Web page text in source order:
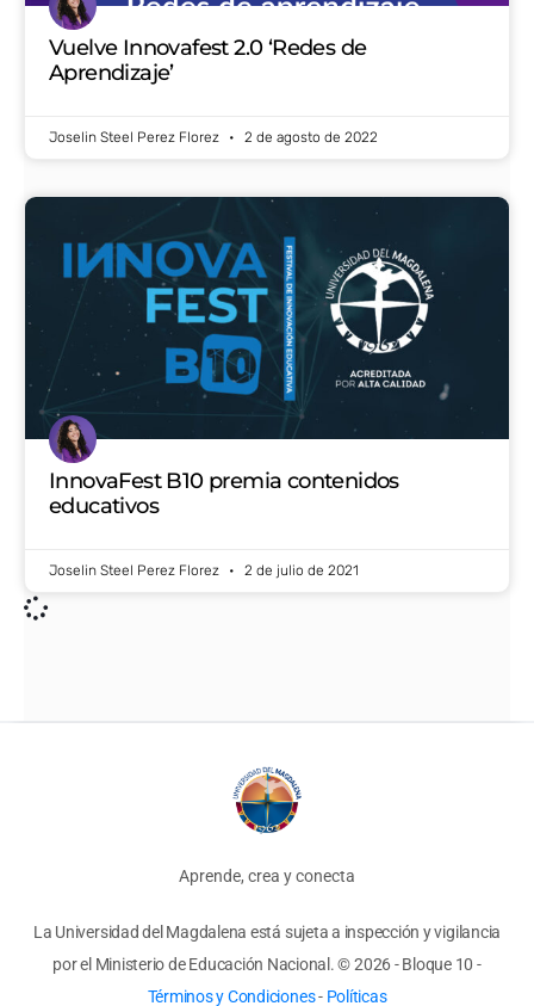
Vuelve Innovafest 2.0 ‘Redes de
Aprendizaje’
Joselin Steel Perez Florez 2 de agosto de 2022
InnovaFest B10 premia contenidos
educativos
Joselin Steel Perez Florez 2 de julio de 2021
Aprende, crea y conecta
La Universidad del Magdalena está sujeta a inspección y vigilancia
por el Ministerio de Educación Nacional.© 2026 - Bloque 10 -
Términos y Condiciones- Políticas